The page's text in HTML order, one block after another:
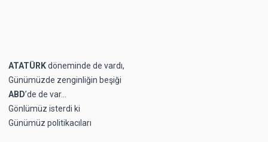
ATATÜRKdöneminde de vardı,
Günümüzde zenginliğin beşiği
ABD’de de var…
Gönlümüz isterdi ki
Günümüz politikacıları